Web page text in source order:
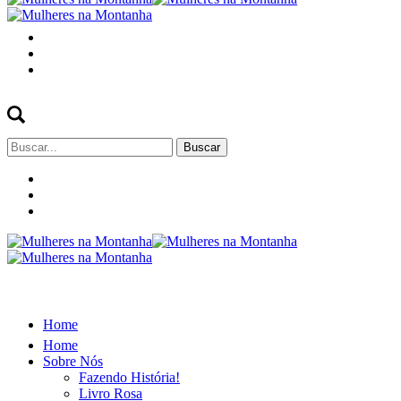
Buscar
por:
Home
Home
Sobre Nós
Fazendo História!
Livro Rosa